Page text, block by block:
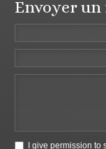
Envoyer un
I give permission to